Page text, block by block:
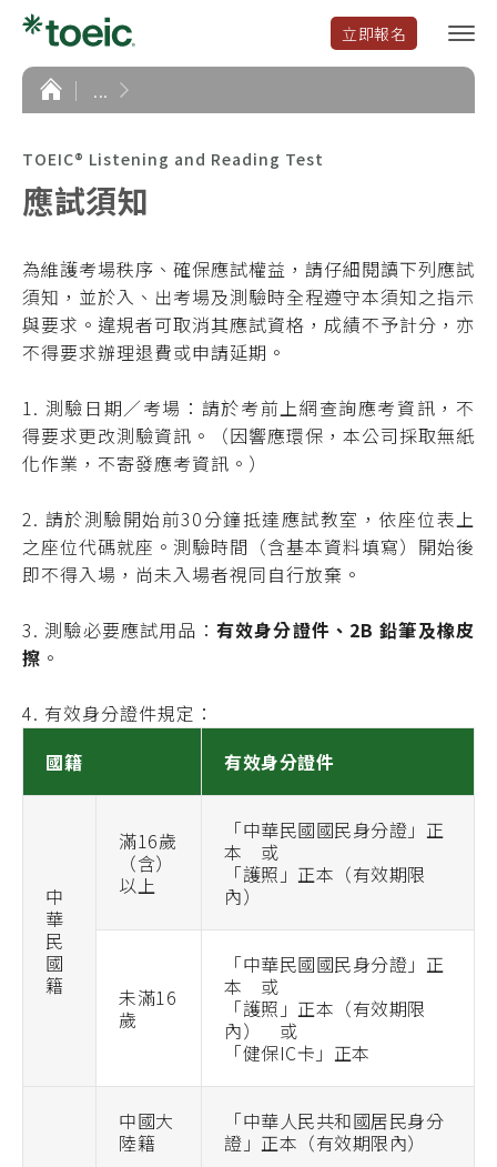
立即報名
選
單
首
頁
...
TOEIC® Listening and Reading Test
應試須知
為維護考場秩序、確保應試權益，請仔細閱讀下列應試
須知，並於入、出考場及測驗時全程遵守本須知之指示
與要求。違規者可取消其應試資格，成績不予計分，亦
不得要求辦理退費或申請延期。
1. 測驗日期／考場：請於考前上網查詢應考資訊，不
得要求更改測驗資訊。（因響應環保，本公司採取無紙
化作業，不寄發應考資訊。）
2. 請於測驗開始前30分鐘抵達應試教室，依座位表上
之座位代碼就座。測驗時間（含基本資料填寫）開始後
即不得入場，尚未入場者視同自行放棄。
3. 測驗必要應試用品： 有效身分證件、2B 鉛筆及橡皮
擦 。
4. 有效身分證件規定：
國籍
有效身分證件
中
華
民
國
籍
滿16歲
（含）
以上
「中華民國國民身分證」正
本 或
「護照」正本（有效期限
內）
未滿16
歲
「中華民國國民身分證」正
本 或
「護照」正本（有效期限
內） 或
「健保IC卡」正本
中國大
陸籍
「中華人民共和國居民身分
證」正本（有效期限內）